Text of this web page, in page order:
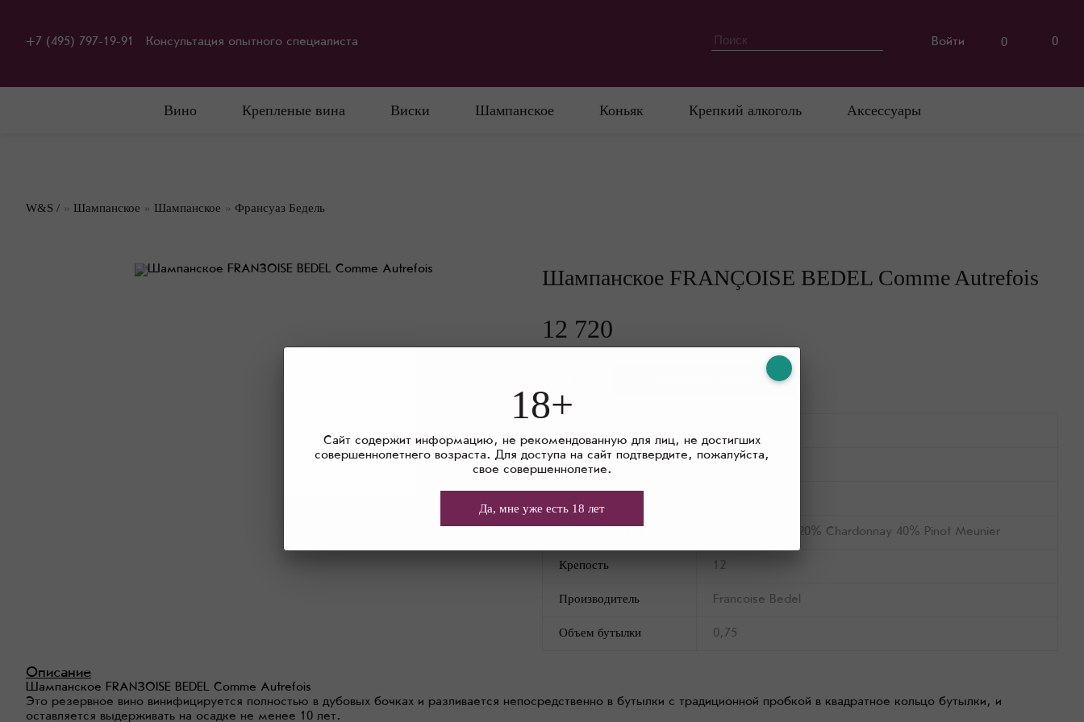
+7 (495) 797-19-91 Консультация опытного специалиста 0
0
Войти
Вино Крепленые вина Виски Шампанское Коньяк Крепкий алкоголь Аксессуары
W&S / » Шампанское » Шампанское » Франсуаз Бедель
Шампанское FRANÇOISE BEDEL Comme Autrefois
12 720
Франция
40% Pinot Noir 20% Chardonnay 40% Pinot Meunier
Крепость 12
Производитель Francoise Bedel
Объем бутылки 0,75
Описание
Шампанское FRANÇOISE BEDEL Comme Autrefois
Это резервное вино винифицируется полностью в дубовых бочках и разливается непосредственно в бутылки с традиционной пробкой в квадратное кольцо бутылки, и
оставляется выдерживать на осадке не менее 10 лет.
18+
Сайт содержит информацию, не рекомендованную для лиц, не достигших
совершеннолетнего возраста. Для доступа на сайт подтвердите, пожалуйста,
свое совершеннолетие.
Да, мне уже есть 18 лет